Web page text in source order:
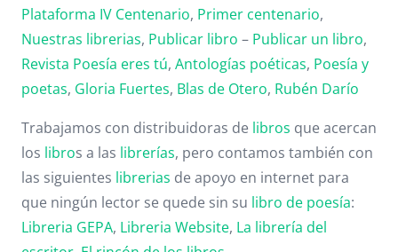
Plataforma IV Centenario, Primer centenario,
Nuestras librerias, Publicar libro – Publicar un libro,
Revista Poesía eres tú, Antologías poéticas, Poesía y
poetas, Gloria Fuertes, Blas de Otero, Rubén Darío
Trabajamos con distribuidoras de libros que acercan
los libros a las librerías, pero contamos también con
las siguientes librerias de apoyo en internet para
que ningún lector se quede sin su libro de poesía:
Libreria GEPA, Libreria Website, La librería del